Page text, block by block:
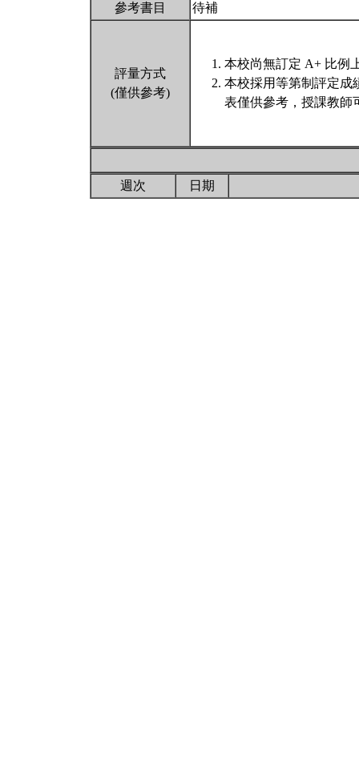
參考書目
待補
評量方式
(僅供參考)
本校尚無訂定 A+ 比例
本校採用等第制評定成
表僅供參考，授課教師
週次 日期